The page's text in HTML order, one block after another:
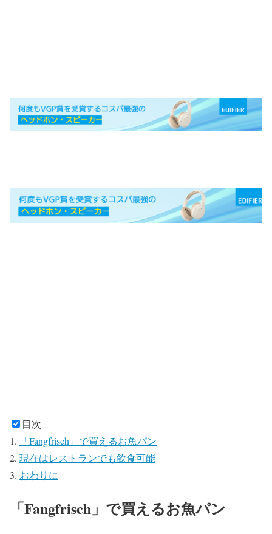
目次
「Fangfrisch」で買えるお魚パン
現在はレストランでも飲食可能
おわりに
「Fangfrisch」で買えるお魚パン